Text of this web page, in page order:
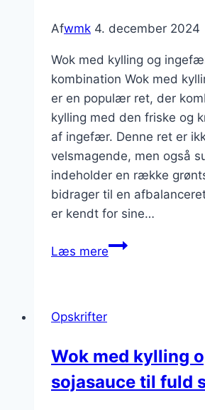
Afwmk 4. december 2024
Wok med kylling og
kombination Wok med
er en populær ret, der
kylling med den friske og
af ingefær. Denne ret er
velsmagende, men også
indeholder en række
bidrager til en
er kendt for sine…
Læs mereWok
wokretter
Opskrifter
Wok med kylling
sojasauce til fuld